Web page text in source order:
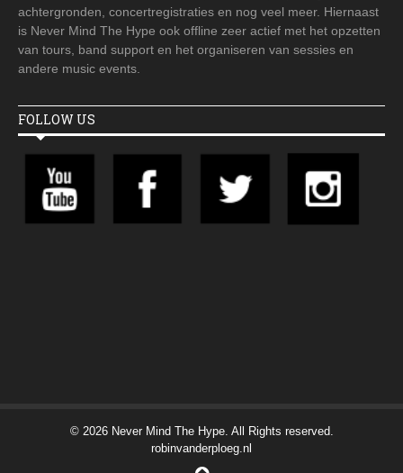
achtergronden, concertregistraties en nog veel meer. Hiernaast
is Never Mind The Hype ook offline zeer actief met het opzetten
van tours, band support en het organiseren van sessies en
andere music events.
FOLLOW US
© 2026 Never Mind The Hype. All Rights reserved.
robinvanderploeg.nl